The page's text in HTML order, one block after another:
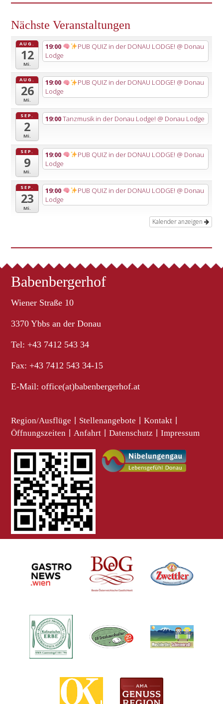
Nächste Veranstaltungen
AUG.
12
Mi.
19:00 PUB QUIZ in der DONAU LODGE! @ Donau
Lodge
AUG.
26
Mi.
19:00 PUB QUIZ in der DONAU LODGE! @ Donau
Lodge
SEP.
2
Mi.
19:00Tanzmusik in der Donau Lodge! @ Donau Lodge
SEP.
9
Mi.
19:00 PUB QUIZ in der DONAU LODGE! @ Donau
Lodge
SEP.
23
Mi.
19:00 PUB QUIZ in der DONAU LODGE! @ Donau
Lodge
Kalender anzeigen
Babenbergerhof
Wiener Straße 10
3370 Ybbs an der Donau
Tel: +43 7412 543 34
Fax: +43 7412 543 34-15
E-Mail:office(at)babenbergerhof.at
Region/Ausflüge Stellenangebote Kontakt
Öffnungszeiten Anfahrt Datenschutz Impressum